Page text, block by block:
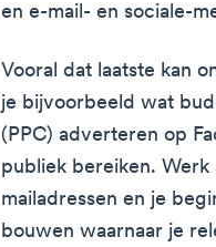
en e-mail- en sociale-
Vooral dat laatste kan
je bijvoorbeeld wat
(PPC) adverteren op
publiek bereiken.
mailadressen en je
bouwen waarnaar je